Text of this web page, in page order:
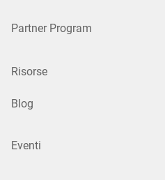
Partner Program
Risorse
Blog
Eventi